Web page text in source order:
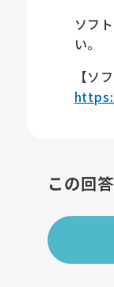
ソフ
い。
【ソ
この回